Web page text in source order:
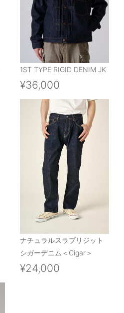
1ST TYPE RIGID DENIM JK
¥36,000
ナチュラルスラブリジット
シガーデニム＜Cigar＞
¥24,000